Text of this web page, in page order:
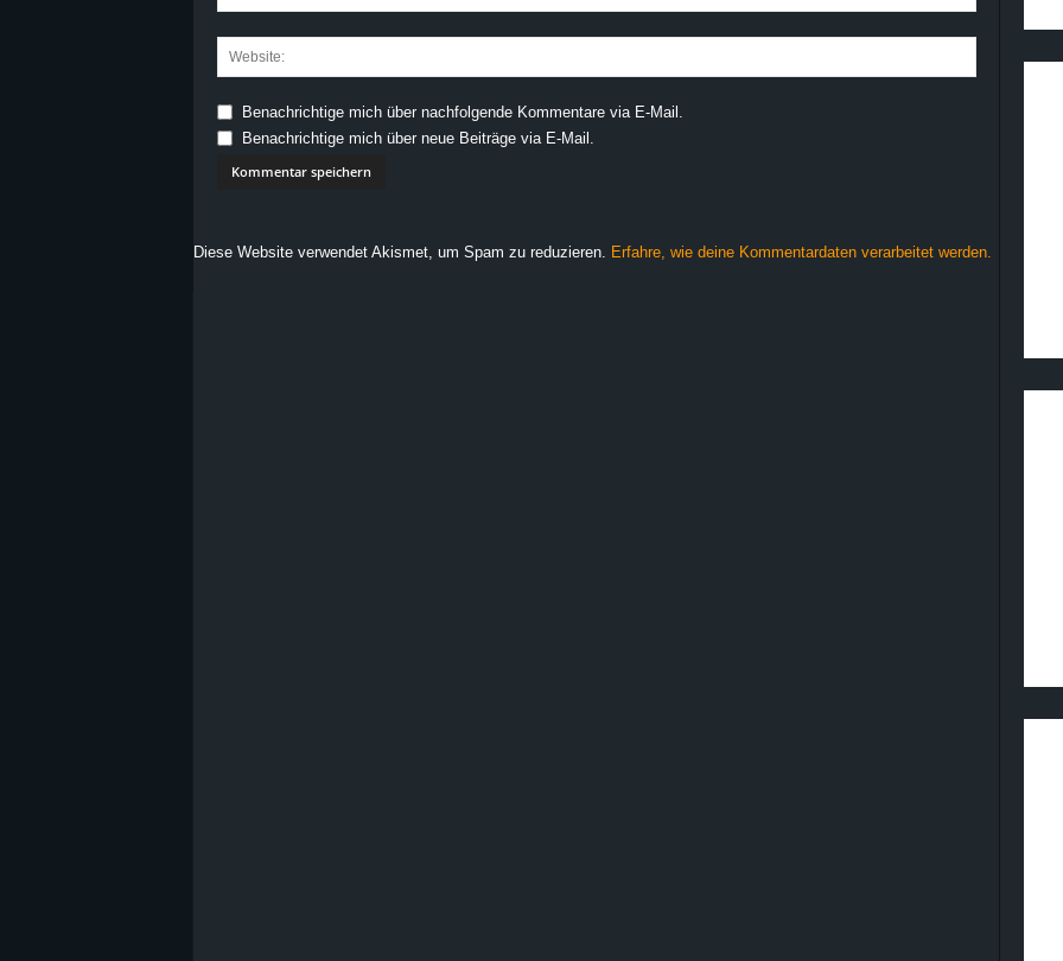
Benachrichtige mich über nachfolgende Kommentare via E-Mail.
Benachrichtige mich über neue Beiträge via E-Mail.
Diese Website verwendet Akismet, um Spam zu reduzieren. Erfahre, wie deine Kommentardaten verarbeitet werden.